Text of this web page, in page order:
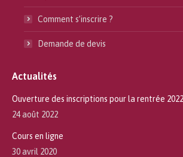
Comment s’inscrire ?
Demande de devis
Actualités
Ouverture des inscriptions pour la rentrée
24 août 2022
Cours en ligne
30 avril 2020